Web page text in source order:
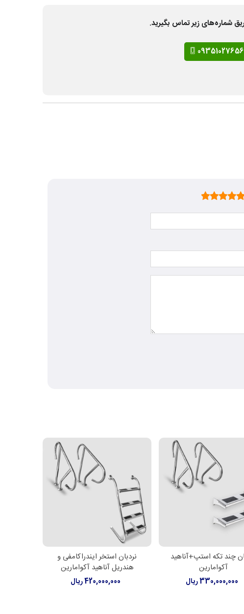
شماره‌های زیر تماس بگیرید.
09351027656
اطلاعات بیشتر
چند تکه استپ+آناهید
آکوامارین
330,000,000 ریال
اطلاعات بیشتر
نردبان استخر ایندراکامفی و
هندریل آناهید آکوامارین
420,000,000 ریال